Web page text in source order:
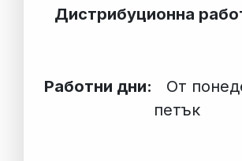
Дистрибуционна
Работни дни:
От
петък